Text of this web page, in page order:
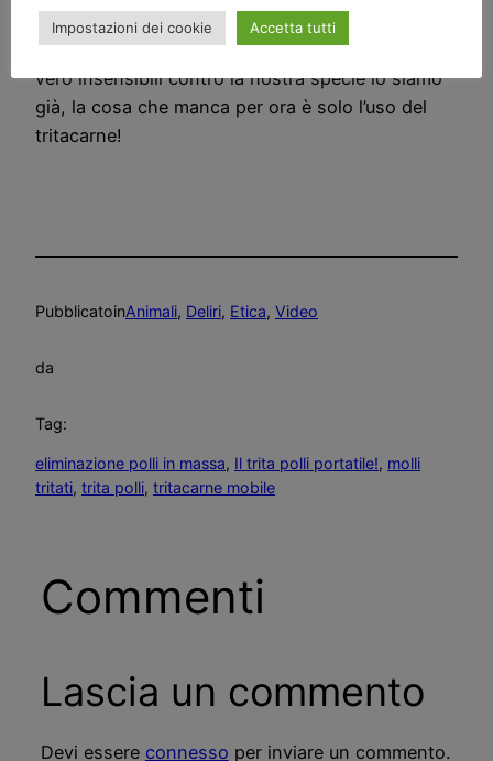
insensibili con gli animali di ogni specie, domani
insensibili anche con gli umani, anche se a dire il
vero insensibili contro la nostra specie lo siamo
già, la cosa che manca per ora è solo l’uso del
tritacarne!
PubblicatoinAnimali, Deliri, Etica, Video
da
Tag:
eliminazione polli in massa, Il trita polli portatile!, molli
tritati, trita polli, tritacarne mobile
Commenti
Lascia un commento
Devi essere connesso per inviare un commento.
Impostazioni dei cookie Accetta tutti